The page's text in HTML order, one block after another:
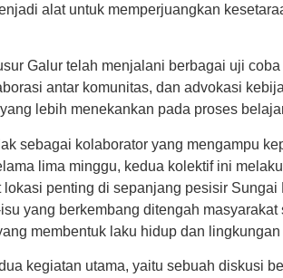
alat untuk memperjuangkan
Galur telah menjalani berbagai uji
antar komunitas, dan advokasi
lebih menekankan pada proses
sebagai kolaborator yang mengampu
lima minggu, kedua kolektif ini
penting di sepanjang pesisir
yang berkembang ditengah
membentuk laku hidup dan
kegiatan utama, yaitu sebuah diskusi